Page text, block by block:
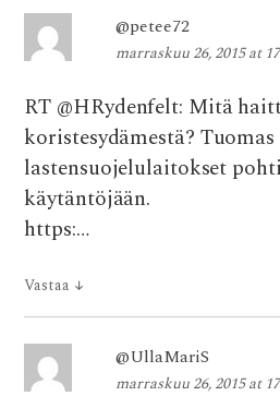
@petee72
marraskuu 26, 2015 at
RT @HRydenfelt: Mitä
koristesydämestä?
lastensuojelulaitokset
käytäntöjään.
https:…
Vastaa ↓
@UllaMariS
marraskuu 26, 2015 at